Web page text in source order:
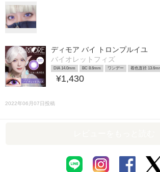
ディモア バイ トロンプルイユ
バイオレットフィズ
DIA 14.0mm BC 8.6mm ワンデー 着色直径
¥1,430
2022年06月07日投稿